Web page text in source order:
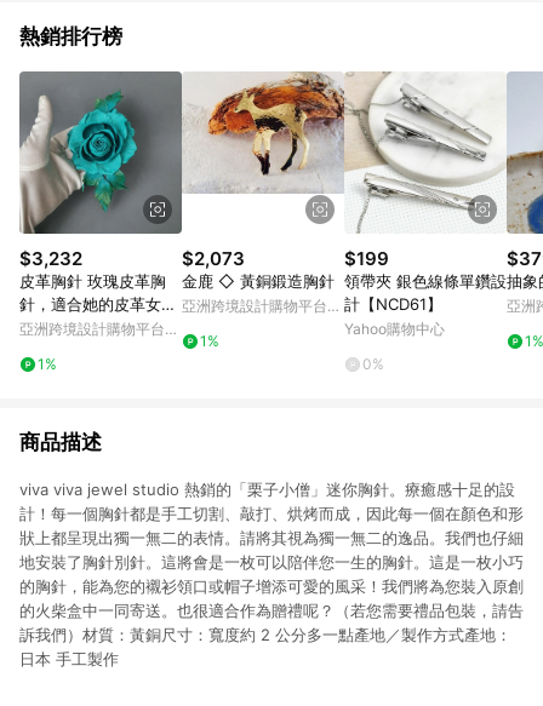
熱銷排行榜
$3,232
皮革胸針 玫瑰皮革胸
針，適合她的皮革女士
首飾
亞洲跨境設計購物平台
1%
$2,073
金鹿 ◇ 黃銅鍛造胸針
亞洲跨境設計購物平台
1%
$199
領帶夾 銀色線條單鑽設
計【NCD61】
Yahoo購物中心
0%
抽象
亞洲
1%
商品描述
viva viva jewel studio 熱銷的「栗子小僧」迷你胸針。療癒感十足的設
計！每一個胸針都是手工切割、敲打、烘烤而成，因此每一個在顏色和形
狀上都呈現出獨一無二的表情。請將其視為獨一無二的逸品。我們也仔細
地安裝了胸針別針。這將會是一枚可以陪伴您一生的胸針。這是一枚小巧
的胸針，能為您的襯衫領口或帽子增添可愛的風采！我們將為您裝入原創
的火柴盒中一同寄送。也很適合作為贈禮呢？（若您需要禮品包裝，請告
訴我們）材質：黃銅尺寸：寬度約 2 公分多一點產地／製作方式產地：
日本 手工製作